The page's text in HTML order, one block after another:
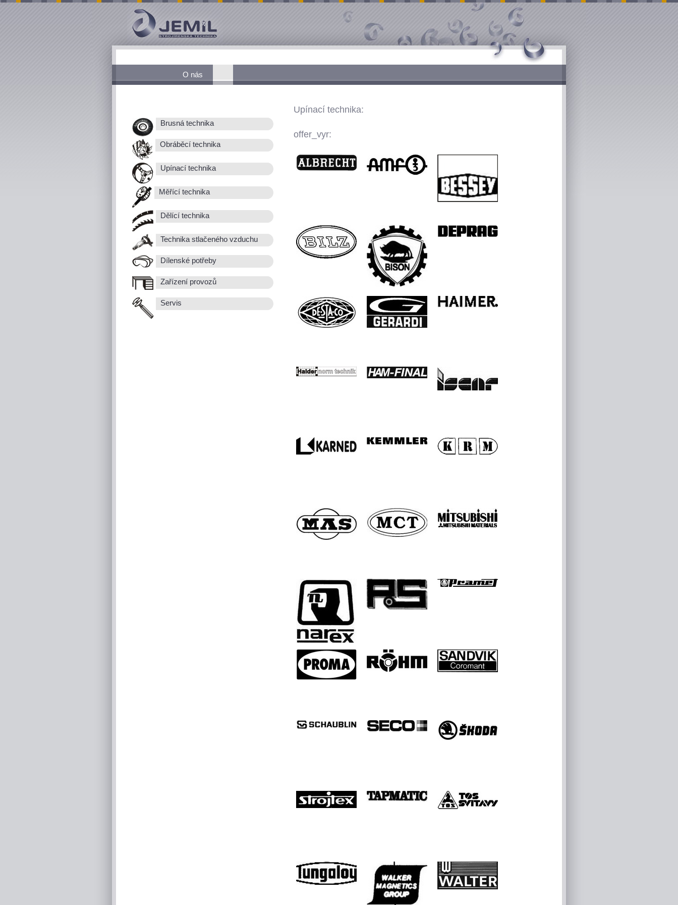
O nás
Brusná technika
Obráběcí technika
Upínací technika
Měřící technika
Dělící technika
Technika stlačeného vzduchu
Dílenské potřeby
Zařízení provozů
Servis
Upínací technika:
offer_vyr: